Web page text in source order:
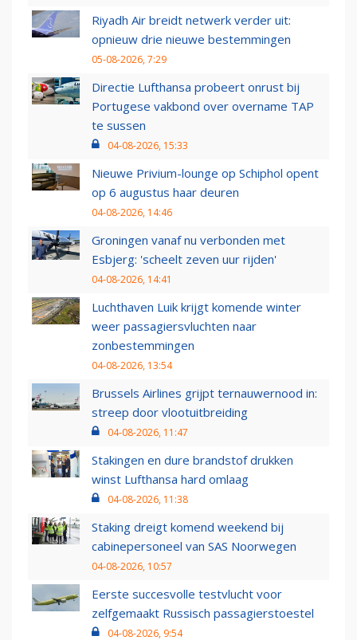
Riyadh Air breidt netwerk verder uit:
opnieuw drie nieuwe bestemmingen
05-08-2026, 7:29
Directie Lufthansa probeert onrust bij
Portugese vakbond over overname TAP
te sussen
04-08-2026, 15:33
Nieuwe Privium-lounge op Schiphol opent
op 6 augustus haar deuren
04-08-2026, 14:46
Groningen vanaf nu verbonden met
Esbjerg: 'scheelt zeven uur rijden'
04-08-2026, 14:41
Luchthaven Luik krijgt komende winter
weer passagiersvluchten naar
zonbestemmingen
04-08-2026, 13:54
Brussels Airlines grijpt ternauwernood in:
streep door vlootuitbreiding
04-08-2026, 11:47
Stakingen en dure brandstof drukken
winst Lufthansa hard omlaag
04-08-2026, 11:38
Staking dreigt komend weekend bij
cabinepersoneel van SAS Noorwegen
04-08-2026, 10:57
Eerste succesvolle testvlucht voor
zelfgemaakt Russisch passagierstoestel
04-08-2026, 9:54